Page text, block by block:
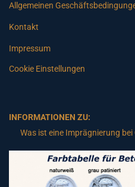
Allgemeinen
Kontakt
Impressum
Cookie Einstellungen
INFORMATIONEN ZU:
Was ist eine Imprägnierung